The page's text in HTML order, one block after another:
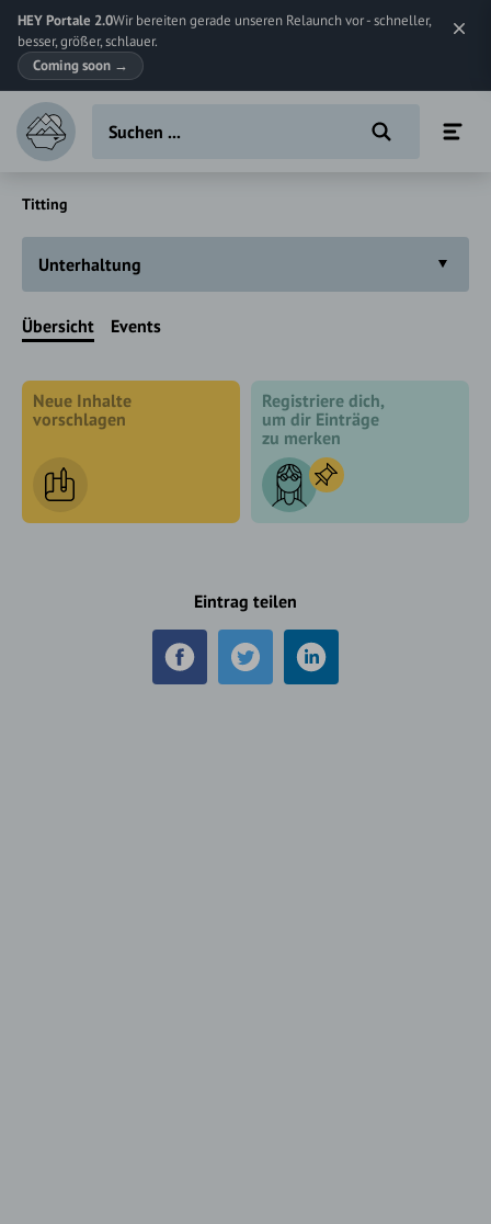
HEY Portale 2.0Wir bereiten gerade unseren Relaunch vor - schneller,
besser, größer, schlauer.
Coming soon →
Titting
Unterhaltung
Übersicht Events
Neue Inhalte
vorschlagen
Registriere dich,
um dir Einträge
zu merken
Eintrag teilen